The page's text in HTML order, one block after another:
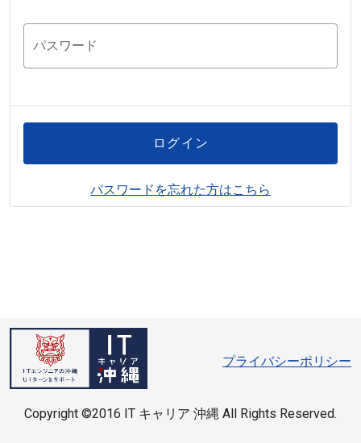
パスワード
ログイン
パスワードを忘れた方はこちら
プライバシーポリシー
Copyright ©2016 IT キャリア 沖縄 All Rights Reserved.